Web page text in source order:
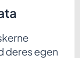
deres egen